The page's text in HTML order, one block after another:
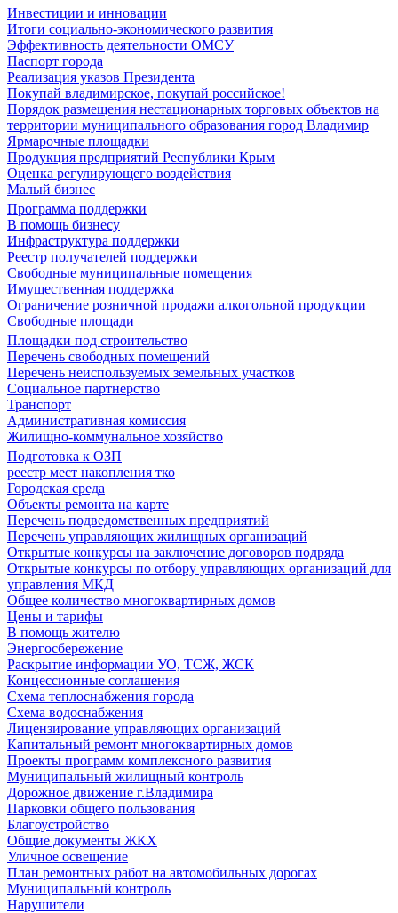
Инвестиции и инновации
Итоги социально-экономического развития
Эффективность деятельности ОМСУ
Паспорт города
Реализация указов Президента
Покупай владимирское, покупай российское!
Порядок размещения нестационарных торговых объектов на
территории муниципального образования город Владимир
Ярмарочные площадки
Продукция предприятий Республики Крым
Оценка регулирующего воздействия
Малый бизнес
Программа поддержки
В помощь бизнесу
Инфраструктура поддержки
Реестр получателей поддержки
Свободные муниципальные помещения
Имущественная поддержка
Ограничение розничной продажи алкогольной продукции
Свободные площади
Площадки под строительство
Перечень свободных помещений
Перечень неиспользуемых земельных участков
Социальное партнерство
Транспорт
Административная комиссия
Жилищно-коммунальное хозяйство
Подготовка к ОЗП
реестр мест накопления тко
Городская среда
Объекты ремонта на карте
Перечень подведомственных предприятий
Перечень управляющих жилищных организаций
Открытые конкурсы на заключение договоров подряда
Открытые конкурсы по отбору управляющих организаций для
управления МКД
Общее количество многоквартирных домов
Цены и тарифы
В помощь жителю
Энергосбережение
Раскрытие информации УО, ТСЖ, ЖСК
Концессионные соглашения
Схема теплоснабжения города
Схема водоснабжения
Лицензирование управляющих организаций
Капитальный ремонт многоквартирных домов
Проекты программ комплексного развития
Муниципальный жилищный контроль
Дорожное движение г.Владимира
Парковки общего пользования
Благоустройство
Общие документы ЖКХ
Уличное освещение
План ремонтных работ на автомобильных дорогах
Муниципальный контроль
Нарушители